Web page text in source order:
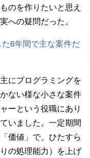
のを作りたいと思え
への疑問だった。
6年間で主な案件だ
にプログラミングを
ない様な小さな案件
ーという役職にあり
いました。一定期間
価値」で、ひたすら
の処理能力）を上げ